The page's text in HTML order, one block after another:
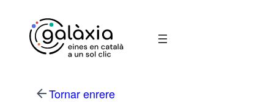
contingut
Tornar enrere